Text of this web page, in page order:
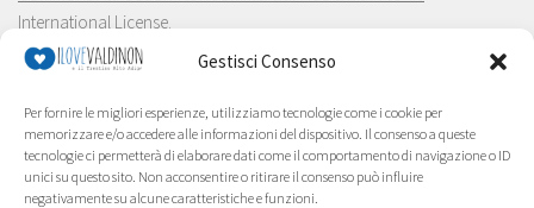
Gestisci Consenso
Per fornire le migliori esperienze, utilizziamo tecnologie come i cookie per
memorizzare e/o accedere alle informazioni del dispositivo. Il consenso a queste
tecnologie ci permetterà di elaborare dati come il comportamento di navigazione o ID
unici su questo sito. Non acconsentire o ritirare il consenso può influire
negativamente su alcune caratteristiche e funzioni.
International License